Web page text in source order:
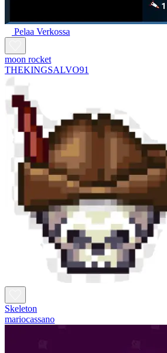
Pelaa Verkossa
moon rocket
THEKINGSALVO91
Skeleton
mariocassano